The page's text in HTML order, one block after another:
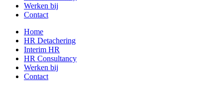
Werken bij
Contact
Home
HR Detachering
Interim HR
HR Consultancy
Werken bij
Contact